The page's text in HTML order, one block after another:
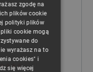
ENGLISH
GERMAN
zgodę na
plików cookie
polityki plików
cookie mogą
do
wyrażasz na to
cookies" i
się więcej